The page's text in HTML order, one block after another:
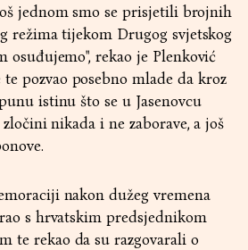
jednom smo se prisjetili brojnih
režima tijekom Drugog svjetskog
osuđujemo", rekao je Plenković
pozvao posebno mlade da kroz
istinu što se u Jasenovcu
nikada i ne zaborave, a još
nakon dužeg vremena
s hrvatskim predsjednikom
te rekao da su razgovarali o